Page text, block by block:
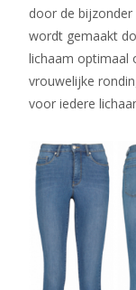
door de
wordt gemaakt
lichaam optimaal
vrouwelijke
voor iedere